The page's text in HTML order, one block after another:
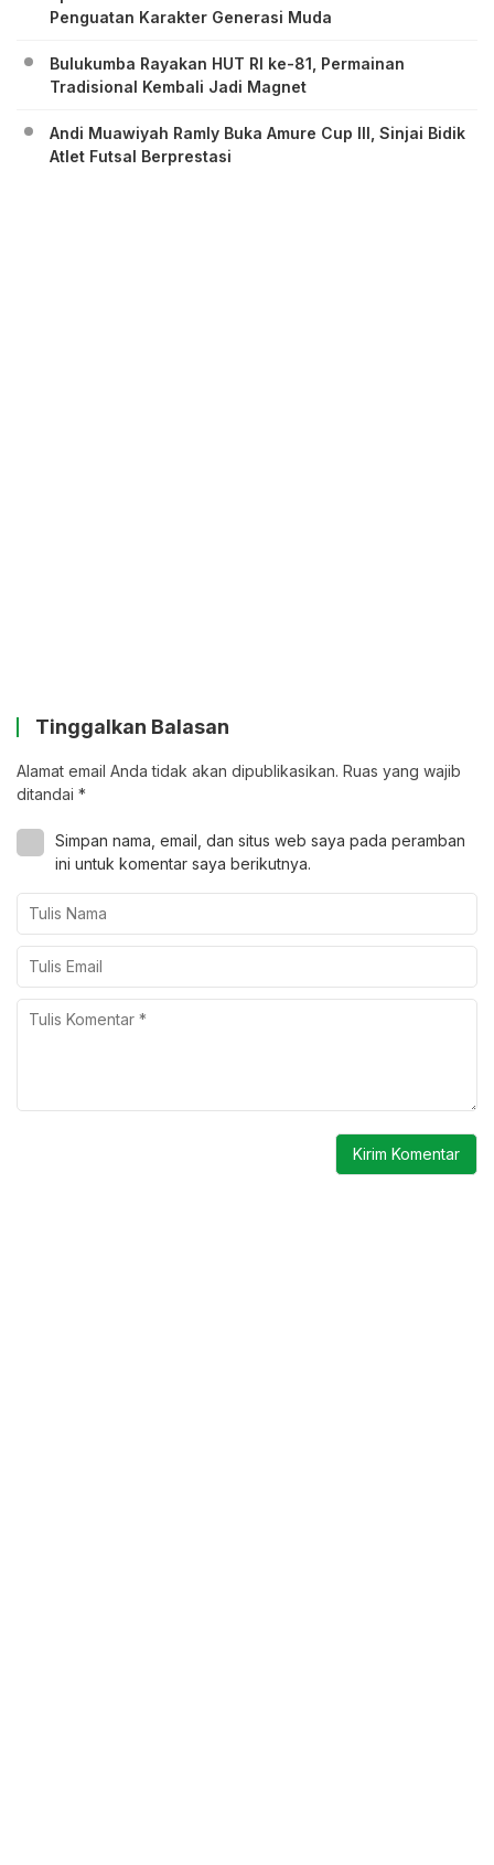
Penguatan Karakter Generasi Muda
Bulukumba Rayakan HUT RI ke-81, Permainan
Tradisional Kembali Jadi Magnet
Andi Muawiyah Ramly Buka Amure Cup III, Sinjai Bidik
Atlet Futsal Berprestasi
Tinggalkan Balasan
Alamat email Anda tidak akan dipublikasikan. Ruas yang wajib
ditandai *
Simpan nama, email, dan situs web saya pada peramban
ini untuk komentar saya berikutnya.